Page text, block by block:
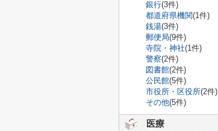
銀行(3件)
都道府県機関(1件)
銭湯(3件)
郵便局(9件)
寺院・神社(1件)
警察(2件)
図書館(2件)
公民館(5件)
市役所・区役所(2件)
その他(5件)
医療